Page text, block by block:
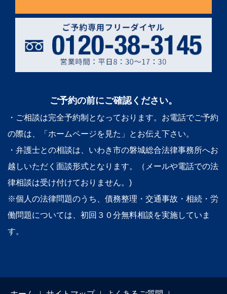
ご予約の前にご確認ください。
・ご相談は完全予約制となっております。お電話でご予約
の際は、「ホームページを見た」とお伝え下さい。
・弁護士との相談は、いわき市の磐城総合法律事務所へお
越しいただく面談形式となります。（メールや電話での法
律相談は受け付けておりません。)
※個人の法律問題のうち、債務整理・交通事故・相続・労
働問題については、初回３０分無料相談を実施していま
す。